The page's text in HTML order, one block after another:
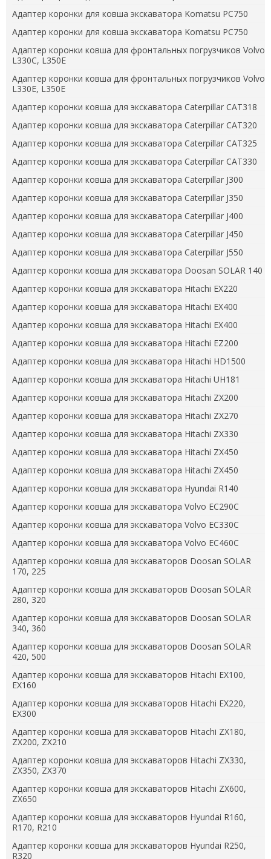
Адаптер коронки для ковша экскаватора Komatsu PC750
Адаптер коронки для ковша экскаватора Komatsu PC750
Адаптер коронки ковша для фронтальных погрузчиков Volvo
L330C, L350E
Адаптер коронки ковша для фронтальных погрузчиков Volvo
L330E, L350E
Адаптер коронки ковша для экскаватора Caterpillar CAT318
Адаптер коронки ковша для экскаватора Caterpillar CAT320
Адаптер коронки ковша для экскаватора Caterpillar CAT325
Адаптер коронки ковша для экскаватора Caterpillar CAT330
Адаптер коронки ковша для экскаватора Caterpillar J300
Адаптер коронки ковша для экскаватора Caterpillar J350
Адаптер коронки ковша для экскаватора Caterpillar J400
Адаптер коронки ковша для экскаватора Caterpillar J450
Адаптер коронки ковша для экскаватора Caterpillar J550
Адаптер коронки ковша для экскаватора Doosan SOLAR 140
Адаптер коронки ковша для экскаватора Hitachi EX220
Адаптер коронки ковша для экскаватора Hitachi EX400
Адаптер коронки ковша для экскаватора Hitachi EX400
Адаптер коронки ковша для экскаватора Hitachi EZ200
Адаптер коронки ковша для экскаватора Hitachi HD1500
Адаптер коронки ковша для экскаватора Hitachi UH181
Адаптер коронки ковша для экскаватора Hitachi ZX200
Адаптер коронки ковша для экскаватора Hitachi ZX270
Адаптер коронки ковша для экскаватора Hitachi ZX330
Адаптер коронки ковша для экскаватора Hitachi ZX450
Адаптер коронки ковша для экскаватора Hitachi ZX450
Адаптер коронки ковша для экскаватора Hyundai R140
Адаптер коронки ковша для экскаватора Volvo EC290C
Адаптер коронки ковша для экскаватора Volvo EC330C
Адаптер коронки ковша для экскаватора Volvo EC460C
Адаптер коронки ковша для экскаваторов Doosan SOLAR
170, 225
Адаптер коронки ковша для экскаваторов Doosan SOLAR
280, 320
Адаптер коронки ковша для экскаваторов Doosan SOLAR
340, 360
Адаптер коронки ковша для экскаваторов Doosan SOLAR
420, 500
Адаптер коронки ковша для экскаваторов Hitachi EX100,
EX160
Адаптер коронки ковша для экскаваторов Hitachi EX220,
EX300
Адаптер коронки ковша для экскаваторов Hitachi ZX180,
ZX200, ZX210
Адаптер коронки ковша для экскаваторов Hitachi ZX330,
ZX350, ZX370
Адаптер коронки ковша для экскаваторов Hitachi ZX600,
ZX650
Адаптер коронки ковша для экскаваторов Hyundai R160,
R170, R210
Адаптер коронки ковша для экскаваторов Hyundai R250,
R320